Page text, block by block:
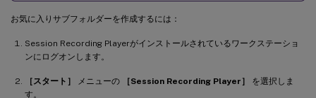
お気に入りサブフォルダーを作成するには：
Session Recording Playerがインストールされているワークステーショ
ンにログオンします。
［スタート］ メニューの ［Session Recording Player］
を選択しま
す。